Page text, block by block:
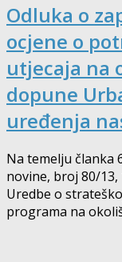
Odluka o
ocjene o
utjecaja na
dopune
uređenja
Na temelju članka
novine, broj 80/13,
Uredbe o
programa na